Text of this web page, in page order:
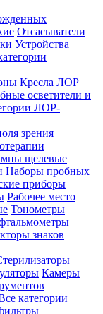
Отсасыватели
Устройства
Кресла ЛОР
осветители и
ЛОР-
зрения
щелевые
Наборы пробных
приборы
Рабочее место
Тонометры
знаков
Камеры
категории